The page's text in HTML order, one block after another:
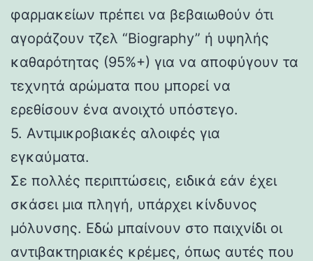
φαρμακείων πρέπει να βεβαιωθούν ότι
αγοράζουν τζελ “Biography” ή υψηλής
καθαρότητας (95%+) για να αποφύγουν τα
τεχνητά αρώματα που μπορεί να
ερεθίσουν ένα ανοιχτό υπόστεγο.
5. Αντιμικροβιακές αλοιφές για
εγκαύματα.
Σε πολλές περιπτώσεις, ειδικά εάν έχει
σκάσει μια πληγή, υπάρχει κίνδυνος
μόλυνσης. Εδώ μπαίνουν στο παιχνίδι οι
αντιβακτηριακές κρέμες, όπως αυτές που